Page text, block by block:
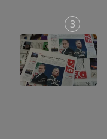
1